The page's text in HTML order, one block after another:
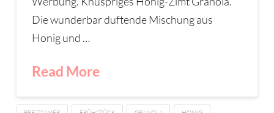
Die wunderbar duftende Mischung aus
Honig und …
Read More